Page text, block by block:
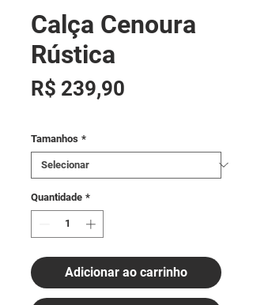
Calça Cenoura
Rústica
R$ 239,90
Tamanhos *
Quantidade *
Adicionar ao carrinho